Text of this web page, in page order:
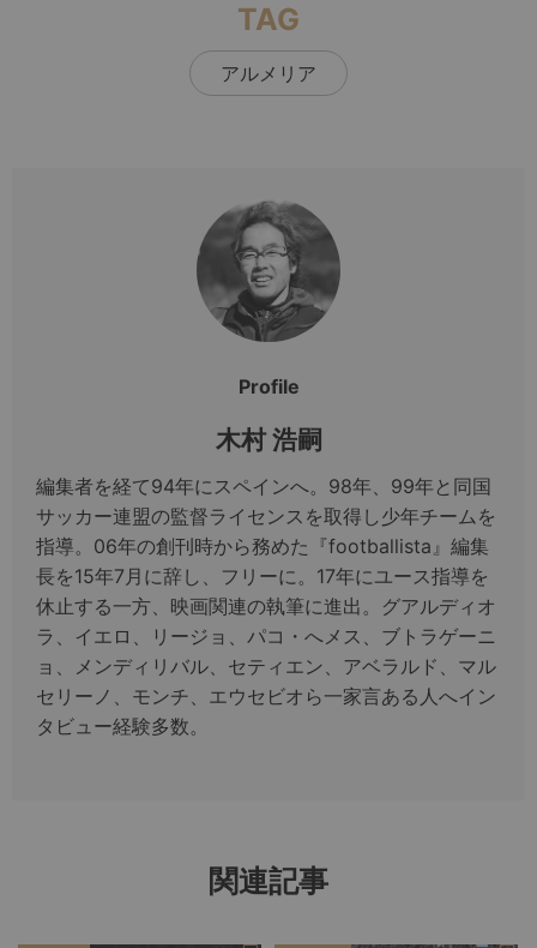
TAG
アルメリア
Profile
木村 浩嗣
編集者を経て94年にスペインへ。98年、99年と同国
サッカー連盟の監督ライセンスを取得し少年チームを
指導。06年の創刊時から務めた『footballista』編集
長を15年7月に辞し、フリーに。17年にユース指導を
休止する一方、映画関連の執筆に進出。グアルディオ
ラ、イエロ、リージョ、パコ・へメス、ブトラゲーニ
ョ、メンディリバル、セティエン、アベラルド、マル
セリーノ、モンチ、エウセビオら一家言ある人へイン
タビュー経験多数。
関連記事